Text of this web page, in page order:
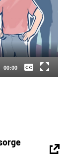
00:00
Keine
Deutsch